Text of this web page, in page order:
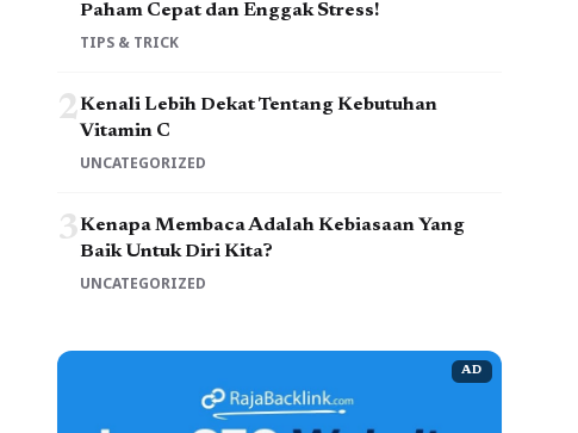
Paham Cepat dan Enggak Stress!
TIPS & TRICK
2Kenali Lebih Dekat Tentang Kebutuhan
Vitamin C
UNCATEGORIZED
3Kenapa Membaca Adalah Kebiasaan Yang
Baik Untuk Diri Kita?
UNCATEGORIZED
AD